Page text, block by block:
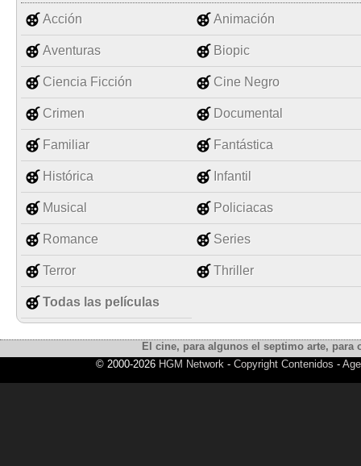
Acción Animación
Aventuras Biopic
Ciencia Ficción Cine Negro
Crimen Documental
Familiar Fantástica
Histórica Infantil
Musical Policiacas
Romance Series
Terror Thriller
Todas las películas
El cine, para algunos el septimo arte,
© 2000-2026 HGM Network- Copyright Contenidos -